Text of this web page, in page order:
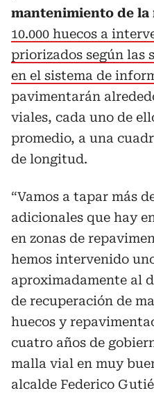
mantenimiento de la
10.000 huecos a
priorizados según las
en el sistema de
pavimentarán
viales, cada uno de
promedio, a una
de longitud.
“Vamos a tapar más
adicionales que hay
en zonas de
hemos intervenido
aproximadamente al
de recuperación de
huecos y
cuatro años de
malla vial en muy
alcalde Federico